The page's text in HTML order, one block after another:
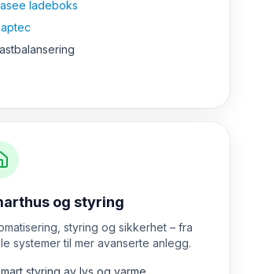
ladeboks
og styring
styring og sikkerhet – fra
systemer til mer avanserte anlegg.
styring av lys og varme